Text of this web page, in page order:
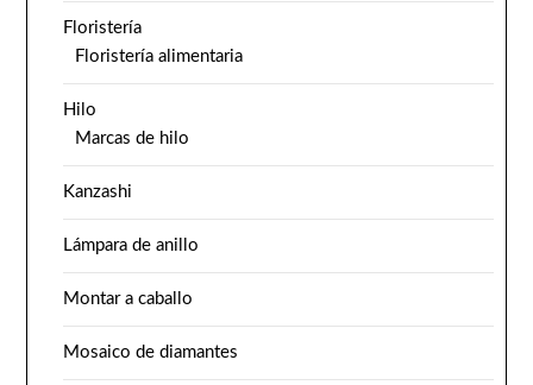
Floristería
Floristería alimentaria
Hilo
Marcas de hilo
Kanzashi
Lámpara de anillo
Montar a caballo
Mosaico de diamantes